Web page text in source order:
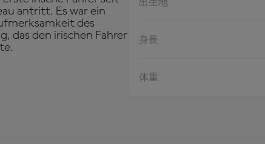
出生地
身長
体重
antritt. Es war ein
des
das den irischen Fahrer